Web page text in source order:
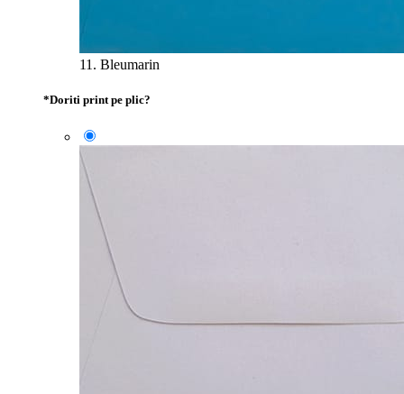
11. Bleumarin
*Doriti print pe plic?